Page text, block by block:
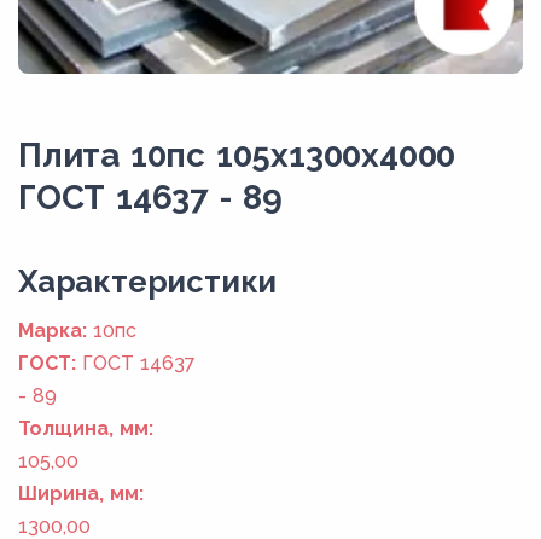
Плита 10пс 105x1300x4000
ГОСТ 14637 - 89
Xарактеристики
Марка: 10пс
ГОСТ: ГОСТ 14637
- 89
Толщина, мм:
105,00
Ширина, мм:
1300,00